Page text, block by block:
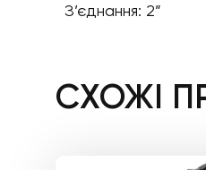
З’єднання: 2”
СХОЖІ